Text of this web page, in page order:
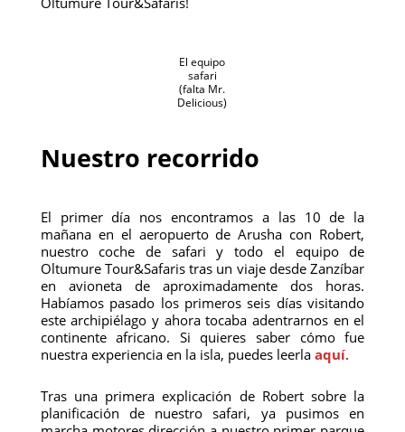
El equipo
safari
(falta Mr.
Delicious)
Nuestro recorrido
El primer día nos encontramos a las 10 de la
mañana en el aeropuerto de Arusha con Robert,
nuestro coche de safari y todo el equipo de
Oltumure Tour&Safaris tras un viaje desde Zanzíbar
en avioneta de aproximadamente dos horas.
Habíamos pasado los primeros seis días visitando
este archipiélago y ahora tocaba adentrarnos en el
continente africano. Si quieres saber cómo fue
nuestra experiencia en la isla, puedes leerla aquí.
Tras una primera explicación de Robert sobre la
planificación de nuestro safari, ya pusimos en